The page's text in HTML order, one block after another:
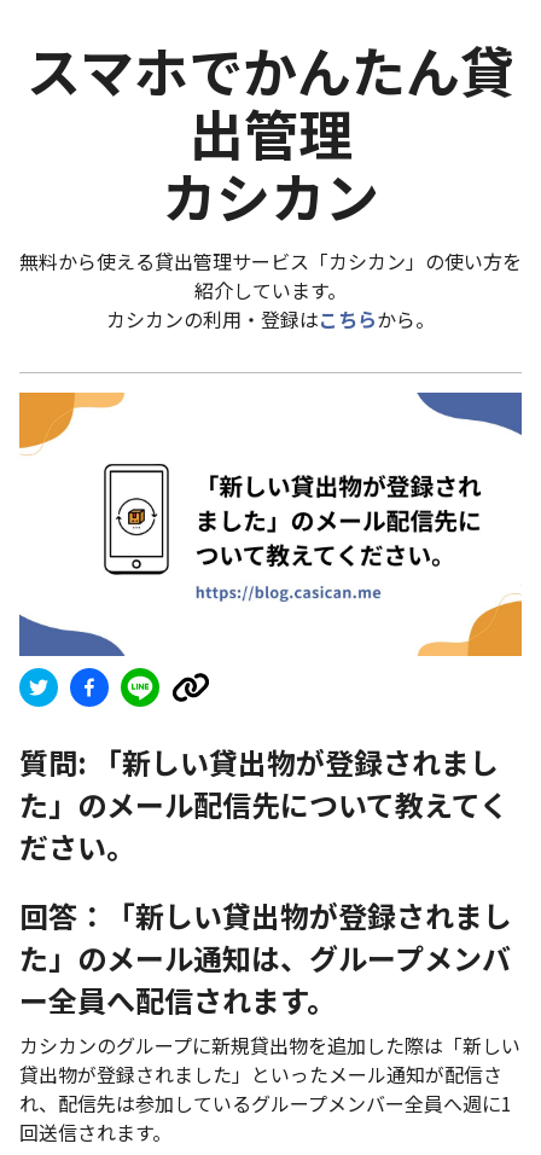
スマホでかんたん貸
出管理
カシカン
無料から使える貸出管理サービス「カシカン」の使い方を
紹介しています。
カシカンの利用・登録はこちらから。
質問:
「新しい貸出物が登録されまし
た」のメール配信先について教えてく
ださい。
回答：「新しい貸出物が登録されまし
た」のメール通知は、グループメンバ
ー全員へ配信されます。
カシカンのグループに新規貸出物を追加した際は「新しい
貸出物が登録されました」といったメール通知が配信さ
れ、配信先は参加しているグループメンバー全員へ週に1
回送信されます。